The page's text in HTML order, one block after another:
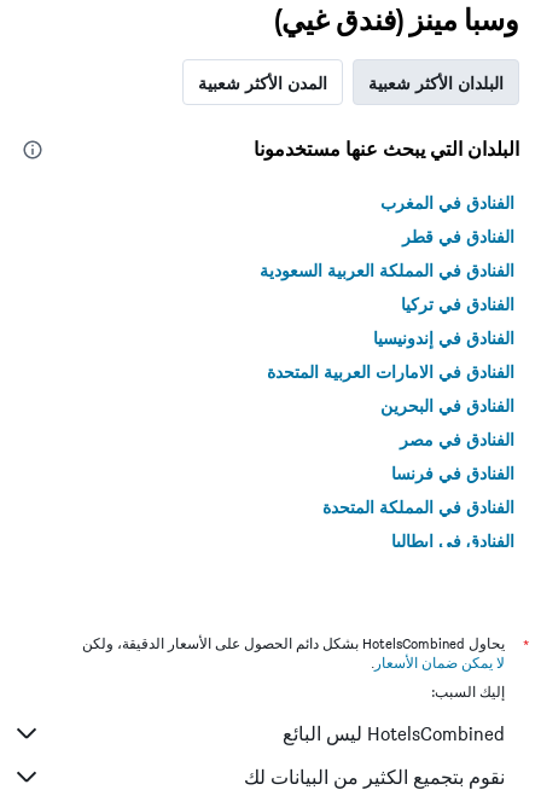
وسبا مينز (فندق غيي)
البلدان الأكثر شعبية المدن الأكثر شعبية
البلدان التي يبحث عنها مستخدمونا
الفنادق في المغرب
الفنادق في قطر
الفنادق في المملكة العربية السعودية
الفنادق في تركيا
الفنادق في إندونيسيا
الفنادق في الامارات العربية المتحدة
الفنادق في البحرين
الفنادق في مصر
الفنادق في فرنسا
الفنادق في المملكة المتحدة
الفنادق في إيطاليا
*
يحاول HotelsCombined بشكل دائم الحصول على الأسعار الدقيقة، ولكن
لا يمكن ضمان الأسعار .
إليك السبب:
HotelsCombined ليس البائع
نقوم بتجميع الكثير من البيانات لك